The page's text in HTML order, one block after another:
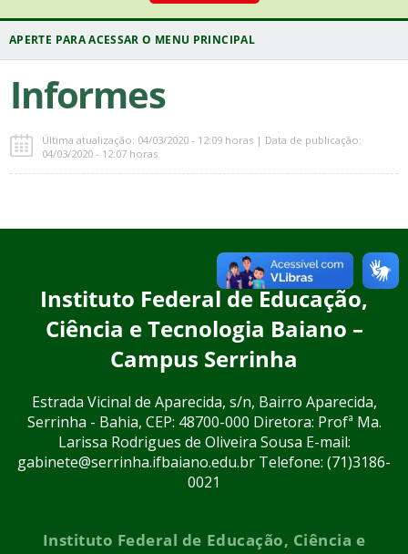
Informes
Última atualização: 04/03/2020 - 12:09 horas | Data de publicação:
04/03/2020 - 12:07 horas
Instituto Federal de Educação,
Ciência e Tecnologia Baiano –
Campus Serrinha
Estrada Vicinal de Aparecida, s/n, Bairro Aparecida,
Serrinha - Bahia, CEP: 48700-000 Diretora: Profª Ma.
Larissa Rodrigues de Oliveira Sousa E-mail:
gabinete@serrinha.ifbaiano.edu.br Telefone: (71)3186-
0021
Instituto Federal de Educação, Ciência e